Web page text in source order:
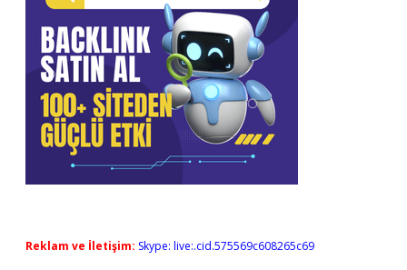
Reklam ve İletişim: Skype: live:.cid.575569c608265c69